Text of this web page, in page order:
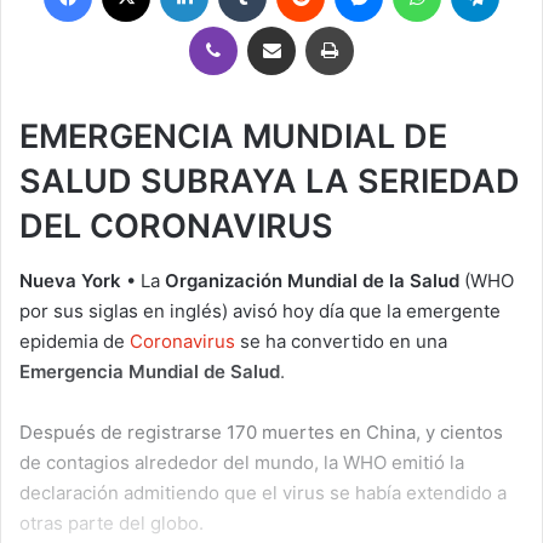
Viber Compartir por correo electrónicoImprimir
EMERGENCIA MUNDIAL DE
SALUD SUBRAYA LA SERIEDAD
DEL CORONAVIRUS
Nueva York • La Organización Mundial de la Salud (WHO
por sus siglas en inglés) avisó hoy día que la emergente
epidemia de Coronavirus se ha convertido en una
Emergencia Mundial de Salud.
Después de registrarse 170 muertes en China, y cientos
de contagios alrededor del mundo, la WHO emitió la
declaración admitiendo que el virus se había extendido a
otras parte del globo.